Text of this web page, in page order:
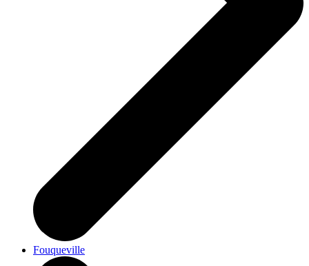
Fouqueville